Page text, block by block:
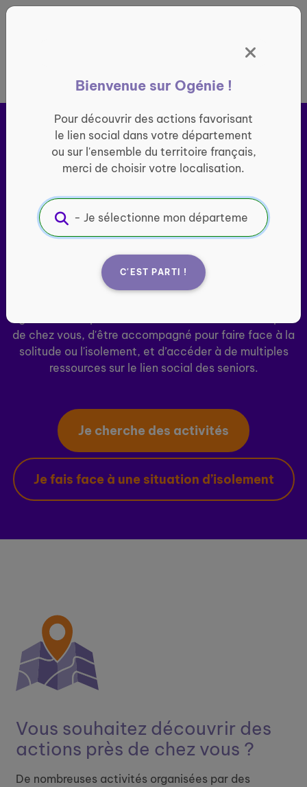
France entière
Bienvenue sur Ogénie !
Pour découvrir des actions favorisant
le lien social dans votre département
ou sur l'ensemble du territoire français,
merci de choisir votre localisation.
C'EST PARTI !
Ogénie s’engage pour ​le
lien social des seniors
de chez vous, d'être accompagné pour faire face à la
solitude ou l'isolement, et d’accéder à de multiples
ressources sur le lien social des seniors.
Je cherche des activités
Je fais face à une situation d’isolement
Vous souhaitez découvrir ​ des
actions près de chez vous ?
De nombreuses activités organisées par des
Panneau de gestion des cookies